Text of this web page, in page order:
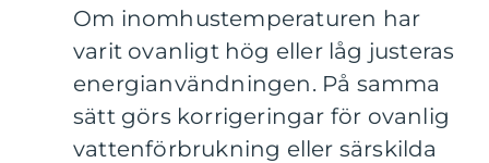
Om inomhustemperaturen har
varit ovanligt hög eller låg justeras
energianvändningen. På samma
sätt görs korrigeringar för ovanlig
vattenförbrukning eller särskilda